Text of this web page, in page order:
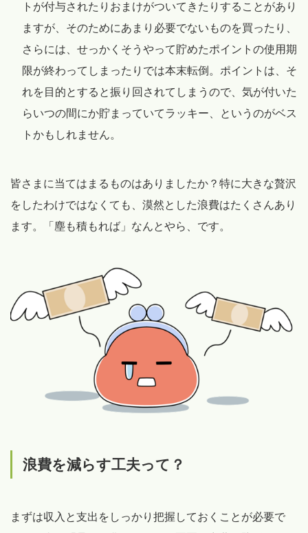
トが付与されたりおまけがついてきたりすることがあり
ますが、そのためにあまり必要でないものを買ったり、
さらには、せっかくそうやって貯めたポイントの使用期
限が終わってしまったりでは本末転倒。ポイントは、そ
れを目的とすると振り回されてしまうので、気が付いた
らいつの間にか貯まっていてラッキー、というのがベス
トかもしれません。
皆さまに当てはまるものはありましたか？特に大きな贅沢
をしたわけではなくても、漠然とした浪費はたくさんあり
ます。「塵も積もれば」なんとやら、です。
浪費を減らす工夫って？
まずは収入と支出をしっかり把握しておくことが必要で